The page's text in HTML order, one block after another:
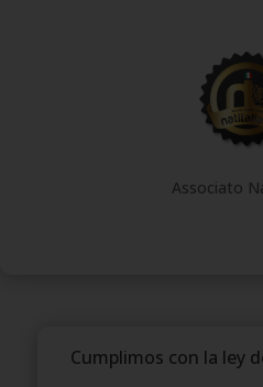
Associato
Cumplimos con la ley